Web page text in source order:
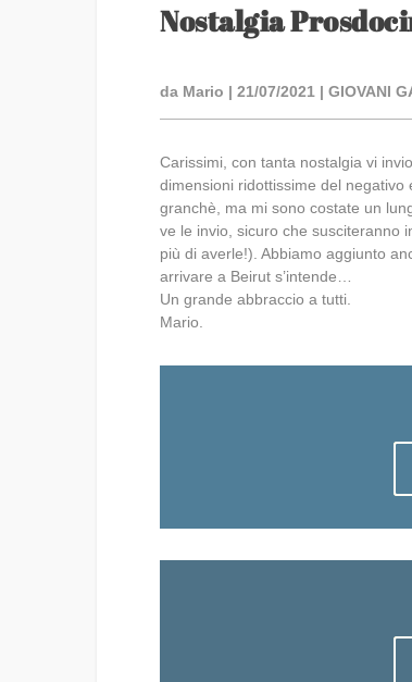
Nostalgia
da Mario |21/07/2021 |GIOVANI
Carissimi, con tanta nostalgia vi
dimensioni ridottissime del
granchè, ma mi sono costate un
ve le invio, sicuro che susciteranno
più di averle!). Abbiamo aggiunto
arrivare a Beirut s’intende…
Un grande abbraccio a tutti.
Mario.